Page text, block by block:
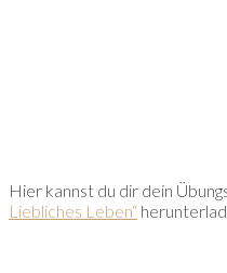
Hier kannst du dir dein
Liebliches Leben“